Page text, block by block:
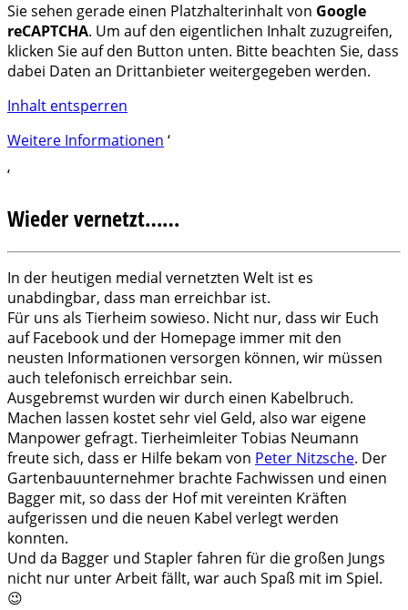
Sie sehen gerade einen Platzhalterinhalt von Google
reCAPTCHA. Um auf den eigentlichen Inhalt zuzugreifen,
klicken Sie auf den Button unten. Bitte beachten Sie, dass
dabei Daten an Drittanbieter weitergegeben werden.
Inhalt entsperren
Weitere Informationen ‘
‘
Wieder vernetzt……
In der heutigen medial vernetzten Welt ist es
unabdingbar, dass man erreichbar ist.
Für uns als Tierheim sowieso. Nicht nur, dass wir Euch
auf Facebook und der Homepage immer mit den
neusten Informationen versorgen können, wir müssen
auch telefonisch erreichbar sein.
Ausgebremst wurden wir durch einen Kabelbruch.
Machen lassen kostet sehr viel Geld, also war eigene
Manpower gefragt. Tierheimleiter Tobias Neumann
freute sich, dass er Hilfe bekam von Peter Nitzsche. Der
Gartenbauunternehmer brachte Fachwissen und einen
Bagger mit, so dass der Hof mit vereinten Kräften
aufgerissen und die neuen Kabel verlegt werden
konnten.
Und da Bagger und Stapler fahren für die großen Jungs
nicht nur unter Arbeit fällt, war auch Spaß mit im Spiel.
😉